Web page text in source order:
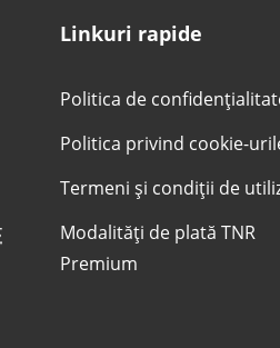
Linkuri rapide
Politica de
Politica privind cookie-
Termeni și condiții de
Modalități de plată TNR
Premium